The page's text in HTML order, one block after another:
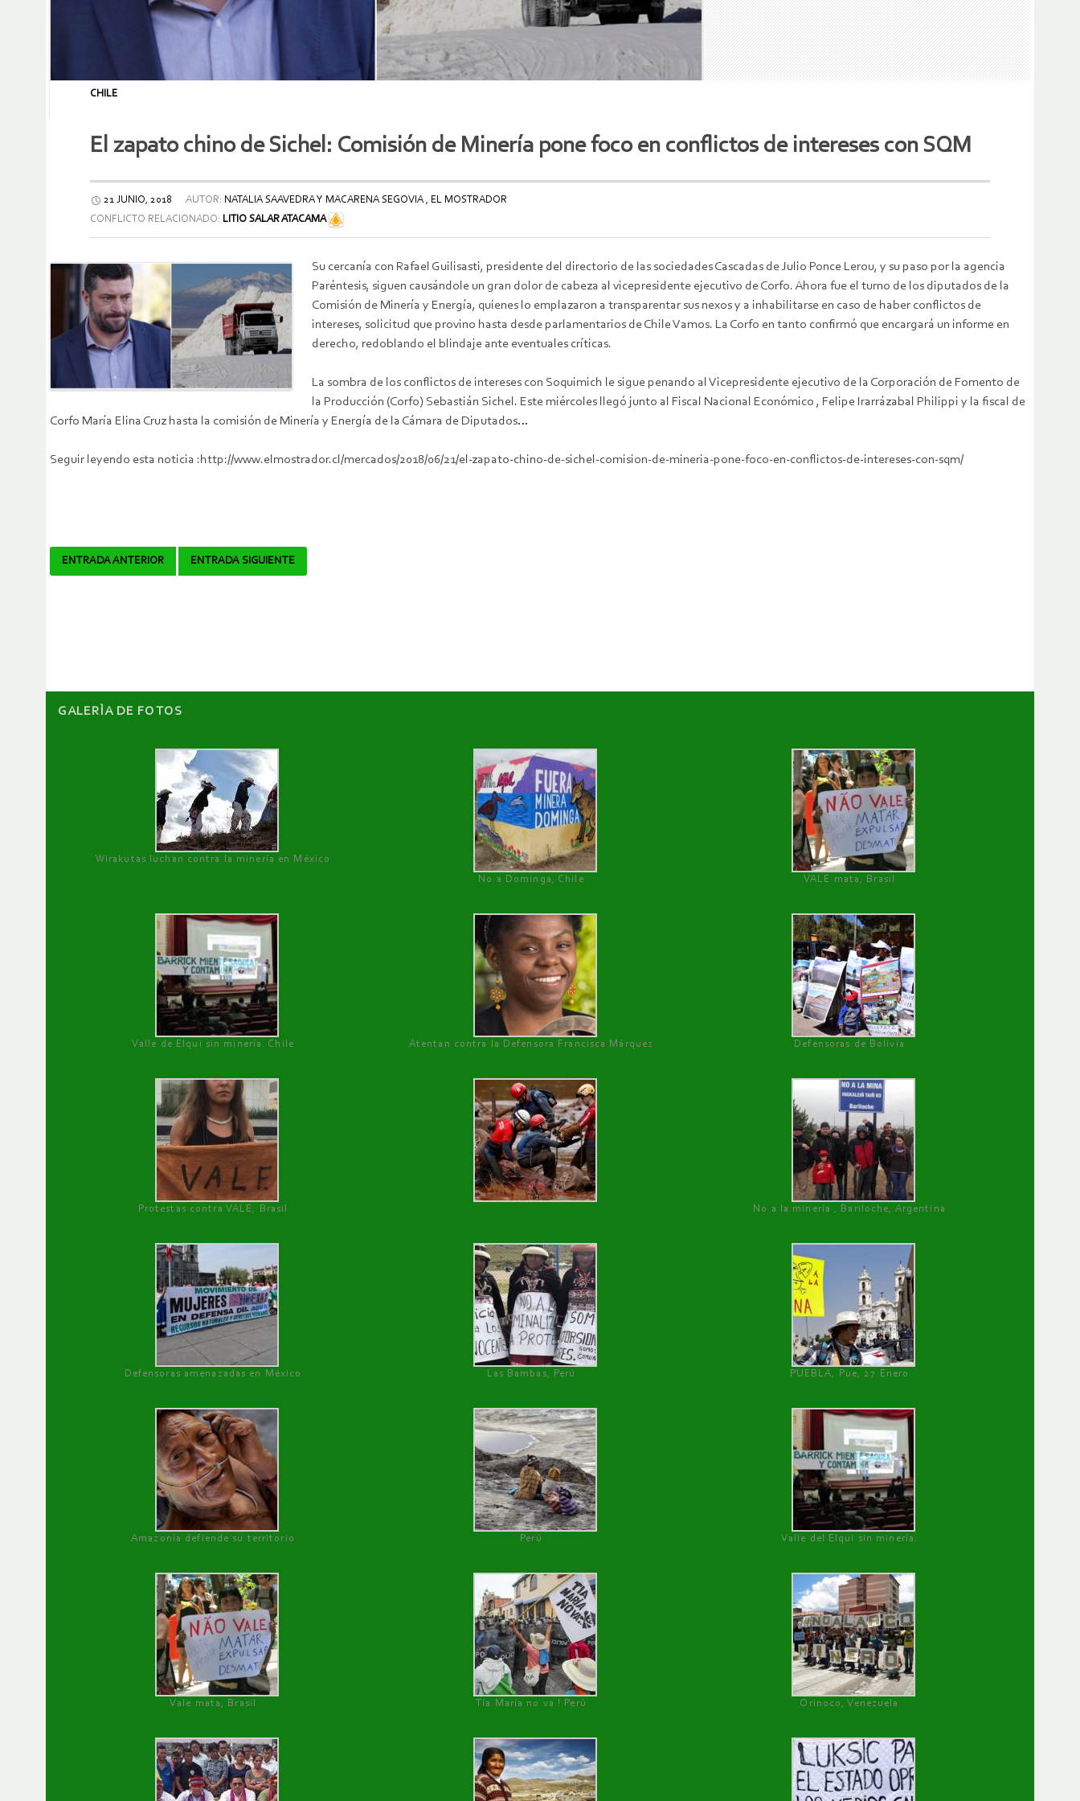
CHILE
El zapato chino de Sichel: Comisión de Minería pone foco en conflictos de intereses con SQM
21 JUNIO, 2018 AUTOR: NATALIA SAAVEDRA Y MACARENA SEGOVIA , EL MOSTRADOR
CONFLICTO RELACIONADO: LITIO SALAR ATACAMA
Su cercanía con Rafael Guilisasti, presidente del directorio de las sociedades Cascadas de Julio Ponce Lerou, y su paso por la agencia
Paréntesis, siguen causándole un gran dolor de cabeza al vicepresidente ejecutivo de Corfo. Ahora fue el turno de los diputados de la
Comisión de Minería y Energía, quienes lo emplazaron a transparentar sus nexos y a inhabilitarse en caso de haber conflictos de
intereses, solicitud que provino hasta desde parlamentarios de Chile Vamos. La Corfo en tanto confirmó que encargará un informe en
derecho, redoblando el blindaje ante eventuales críticas.
La sombra de los conflictos de intereses con Soquimich le sigue penando al Vicepresidente ejecutivo de la Corporación de Fomento de
la Producción (Corfo) Sebastián Sichel. Este miércoles llegó junto al Fiscal Nacional Económico , Felipe Irarrázabal Philippi y la fiscal de
Corfo María Elina Cruz hasta la comisión de Minería y Energía de la Cámara de Diputados…
Seguir leyendo esta noticia :http://www.elmostrador.cl/mercados/2018/06/21/el-zapato-chino-de-sichel-comision-de-mineria-pone-foco-en-conflictos-de-intereses-con-sqm/
Navegador
ENTRADA ANTERIOR ENTRADA SIGUIENTE
GALERÌA DE FOTOS
Wirakutas luchan contra la minería en México
No a Dominga, Chile
VALE mata, Brasil
Valle de Elqui sin minería. Chile Atentan contra la Defensora Francisca Márquez Defensoras de Bolivia
Protestas contra VALE, Brasil No a la minería , Bariloche, Argentina
Defensoras amenazadas en México Las Bambas, Perú PUEBLA, Pue, 27 Enero
Amazonía defiende su territorio Perú Valle del Elqui sin minería.
Vale mata, Brasil Tía María no va ! Perú Orinoco, Venezuela